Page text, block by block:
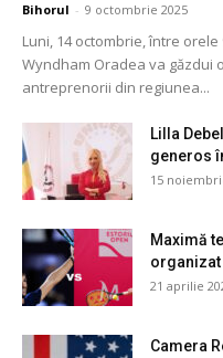
Bihorul - 9 octombrie 2025
Luni, 14 octombrie, între orele
Wyndham Oradea va găzdui
antreprenorii din regiunea...
Lilla
generos
15
Maximă
organizat
21 aprilie
Camera